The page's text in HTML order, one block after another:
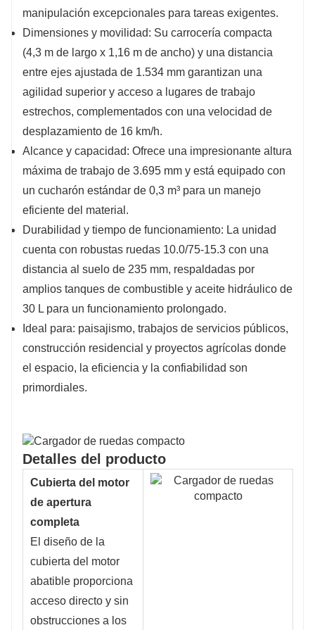
manipulación excepcionales para tareas exigentes.
Dimensiones y movilidad: Su carrocería compacta
(4,3 m de largo x 1,16 m de ancho) y una distancia
entre ejes ajustada de 1.534 mm garantizan una
agilidad superior y acceso a lugares de trabajo
estrechos, complementados con una velocidad de
desplazamiento de 16 km/h.
Alcance y capacidad: Ofrece una impresionante altura
máxima de trabajo de 3.695 mm y está equipado con
un cucharón estándar de 0,3 m³ para un manejo
eficiente del material.
Durabilidad y tiempo de funcionamiento: La unidad
cuenta con robustas ruedas 10.0/75-15.3 con una
distancia al suelo de 235 mm, respaldadas por
amplios tanques de combustible y aceite hidráulico de
30 L para un funcionamiento prolongado.
Ideal para: paisajismo, trabajos de servicios públicos,
construcción residencial y proyectos agrícolas donde
el espacio, la eficiencia y la confiabilidad son
primordiales.
Detalles del producto
Cubierta del motor
de apertura
completa
El diseño de la
cubierta del motor
abatible proporciona
acceso directo y sin
obstrucciones a los